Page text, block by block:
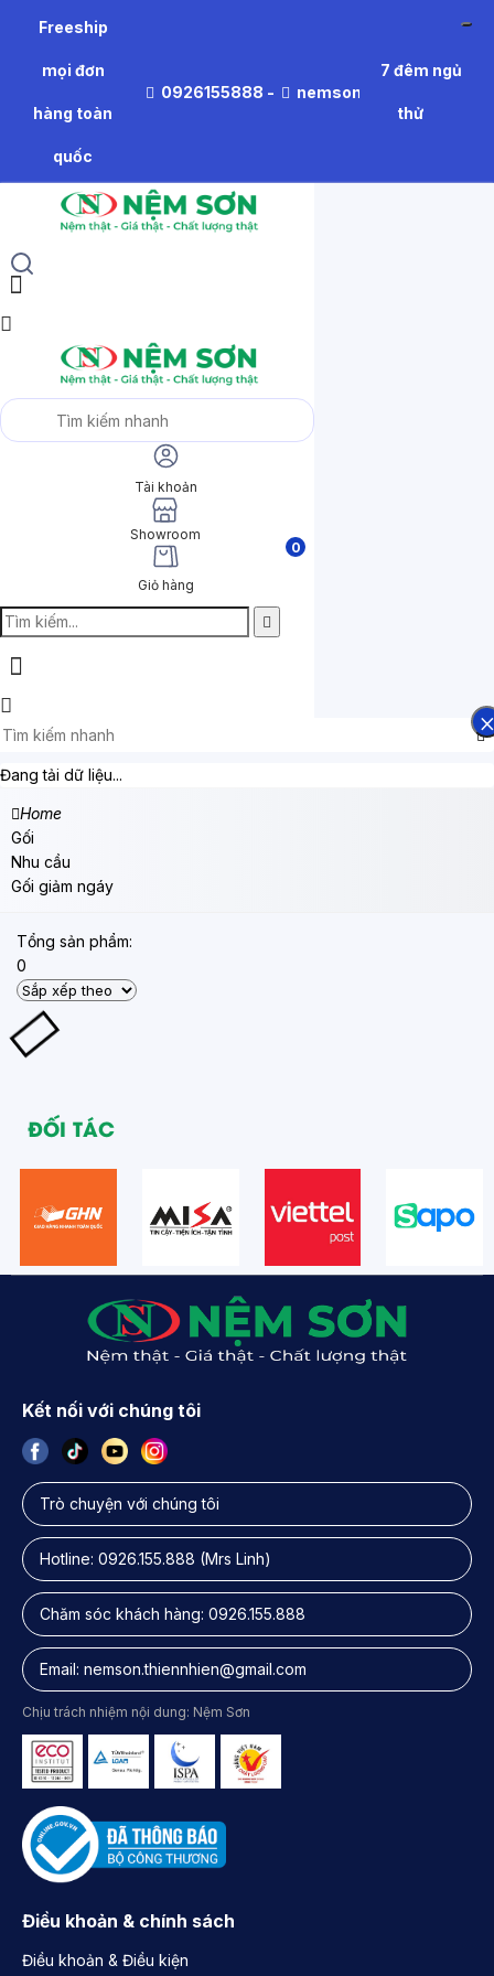
Freeship
mọi đơn
hàng toàn
quốc
0926155888 -
7 đêm ngủ
thử
Tài khoản
Showroom
0
Giỏ hàng
Đang tải dữ liệu...
Home
Gối
Nhu cầu
Gối giảm ngáy
Tổng sản phẩm:
0
ĐỐI TÁC
Kết nối với chúng tôi
Trò chuyện với chúng tôi
Hotline: 0926.155.888 (Mrs Linh)
Chăm sóc khách hàng: 0926.155.888
Email: nemson.thiennhien@gmail.com
Chịu trách nhiệm nội dung: Nệm Sơn
Điều khoản & chính sách
Điều khoản & Điều kiện